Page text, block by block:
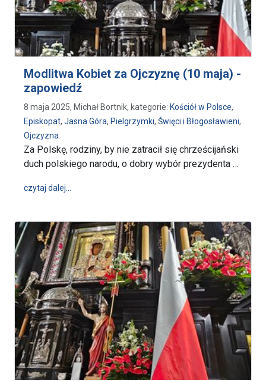
Modlitwa Kobiet za Ojczyznę (10 maja) -
zapowiedź
8 maja 2025, Michał Bortnik, kategorie: Kościół w Polsce,
Episkopat, Jasna Góra, Pielgrzymki, Święci i Błogosławieni,
Ojczyzna
Za Polskę, rodziny, by nie zatracił się chrześcijański
duch polskiego narodu, o dobry wybór prezydenta …
czytaj dalej…